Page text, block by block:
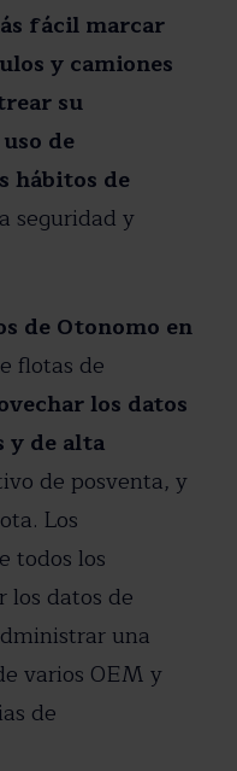
fácil marcar
y camiones
su
de
hábitos de
seguridad y
de Otonomo en
flotas de
los datos
y de alta
de posventa, y
Los
todos los
los datos de
una
varios OEM y
de